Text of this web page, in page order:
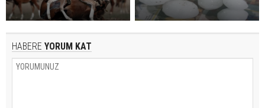
HABERE YORUM KAT